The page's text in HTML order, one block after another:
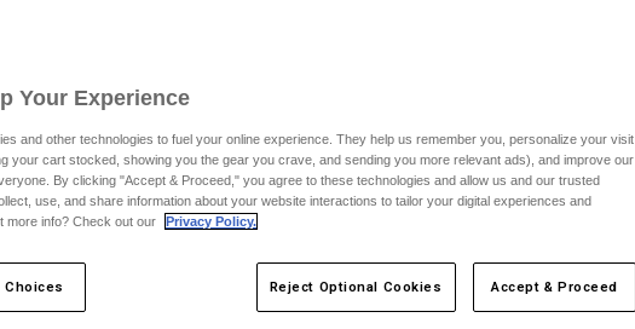
selected
XS
Your Experience
and other technologies to fuel your online experience. They help us remember you, personalize your visit
your cart stocked, showing you the gear you crave, and sending you more relevant ads), and improve our
By clicking "Accept & Proceed," you agree to these technologies and allow us and our trusted
use, and share information about your website interactions to tailor your digital experiences and
more info? Check out our
Privacy Policy.
Choices Reject Optional Cookies Accept & Proceed